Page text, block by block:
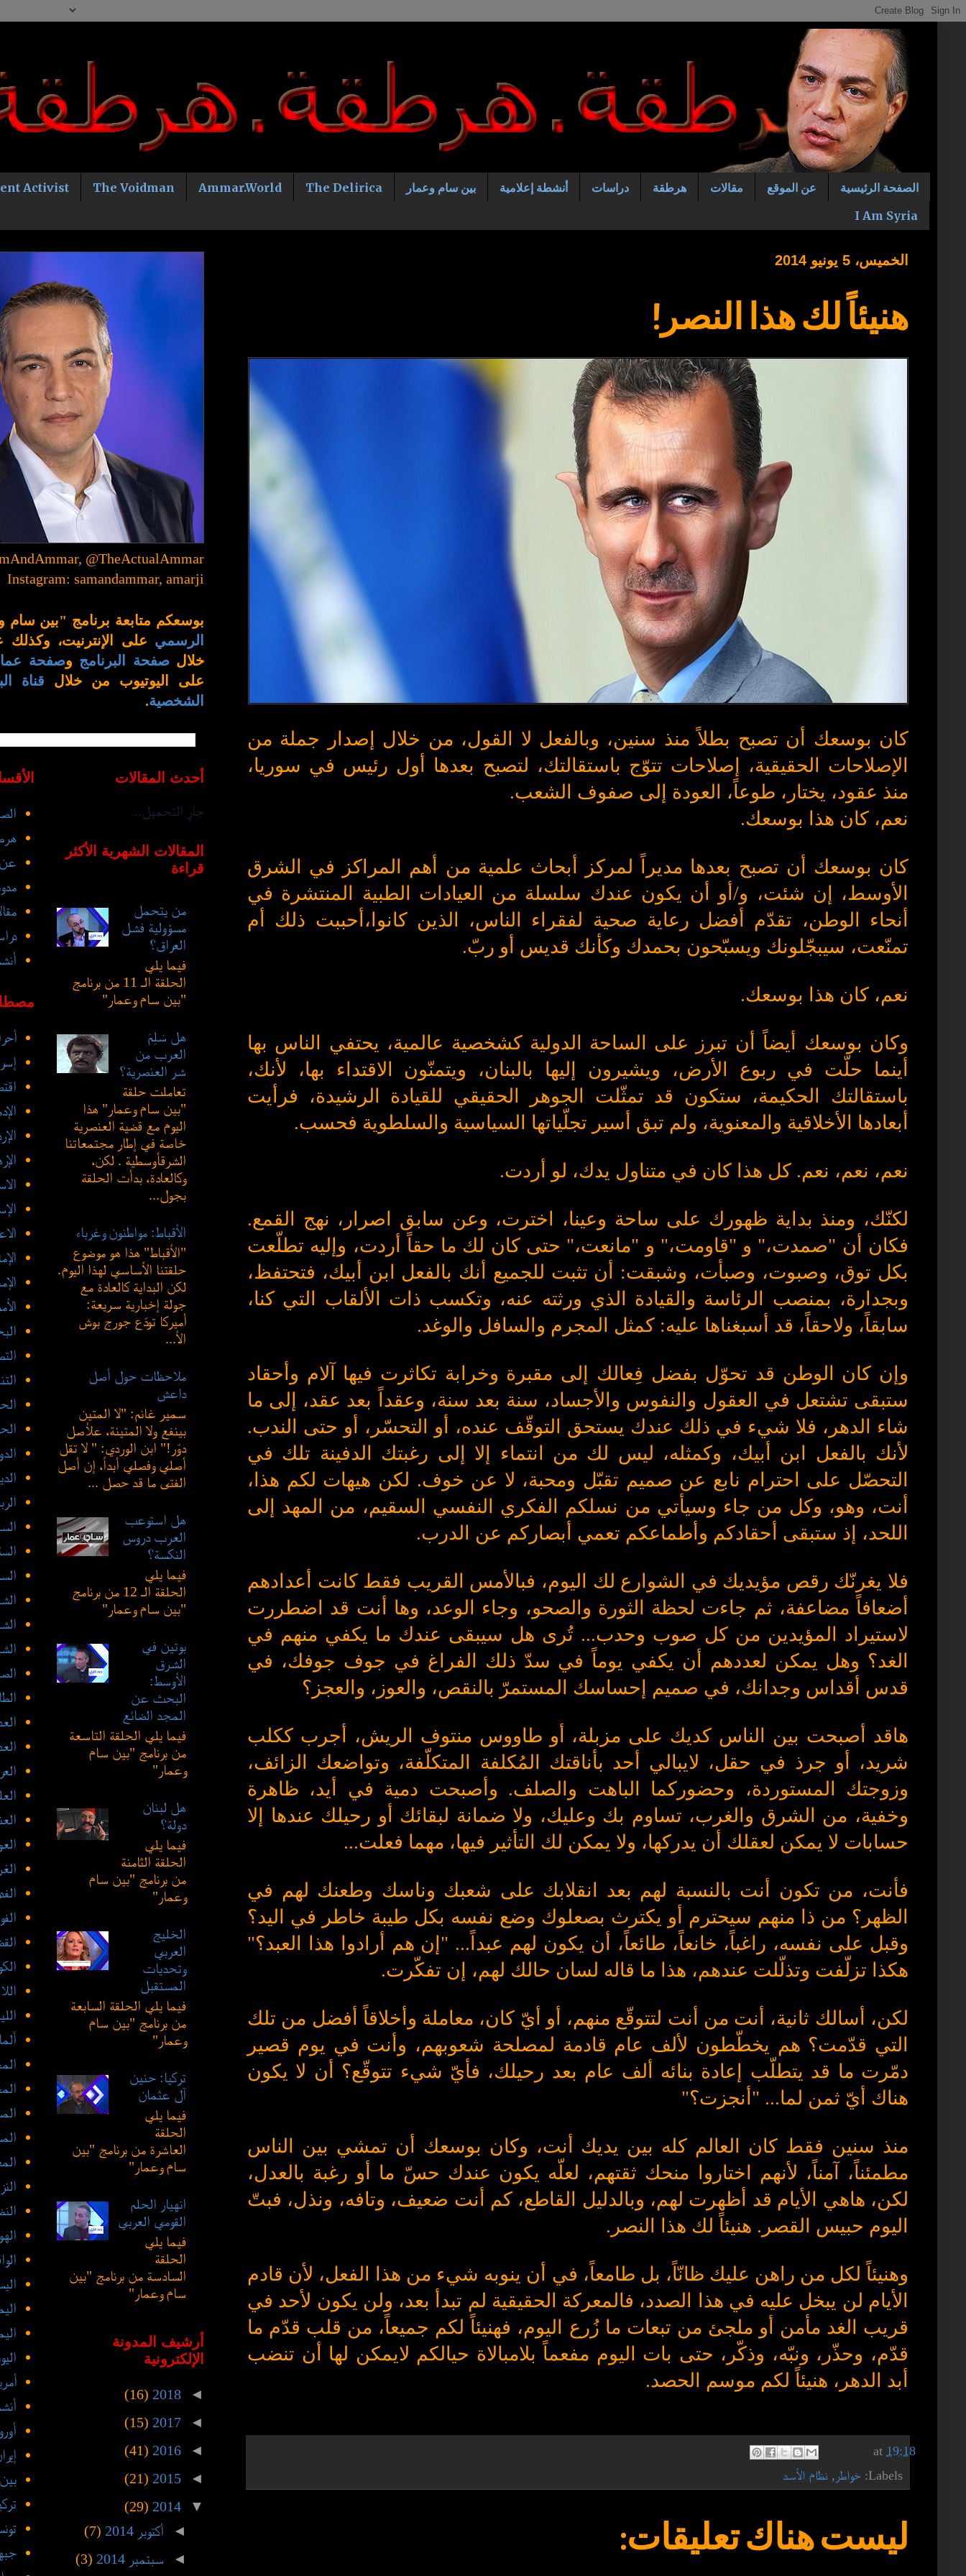
الصفحة الرئيسية عن الموقع مقالات هرطقة دراسات أنشطة إعلامية بين سام وعمار The Delirica
Ammar.World
The Voidman
Activist
I Am Syria
الخميس، 5 يونيو 2014
هنيئاً لك هذا النصر!
كان بوسعك أن تصبح بطلاً منذ سنين، وبالفعل لا القول، من خلال إصدار جملة من
الإصلاحات الحقيقية، إصلاحات تتوّج باستقالتك، لتصبح بعدها أول رئيس في سوريا،
منذ عقود، يختار، طوعاً، العودة إلى صفوف الشعب.
نعم، كان هذا بوسعك.
كان بوسعك أن تصبح بعدها مديراً لمركز أبحاث علمية من أهم المراكز في الشرق
الأوسط، إن شئت، و/أو أن يكون عندك سلسلة من العيادات الطبية المنتشرة في
أنحاء الوطن، تقدّم أفضل رعاية صحية لفقراء الناس، الذين كانوا،أحببت ذلك أم
تمنّعت، سيبجّلونك ويسبّحون بحمدك وكأنك قديس أو ربّ.
نعم، كان هذا بوسعك.
وكان بوسعك أيضاً أن تبرز على الساحة الدولية كشخصية عالمية، يحتفي الناس بها
أينما حلّت في ربوع الأرض، ويشيرون إليها بالبنان، ويتمنّون الاقتداء بها، لأنك،
باستقالتك الحكيمة، ستكون قد تمثّلت الجوهر الحقيقي للقيادة الرشيدة، فرأيت
أبعادها الأخلاقية والمعنوية، ولم تبق أسير تجلّياتها السياسية والسلطوية فحسب.
نعم، نعم، نعم. كل هذا كان في متناول يدك، لو أردت.
لكنّك، ومنذ بداية ظهورك على ساحة وعينا، اخترت، وعن سابق اصرار، نهج القمع.
فكان أن "صمدت،" و "قاومت،" و "مانعت،" حتى كان لك ما حقاً أردت، وإليه تطلّعت
بكل توق، وصبوت، وصبأت، وشبقت: أن تثبت للجميع أنك بالفعل ابن أبيك، فتحتفظ،
وبجدارة، بمنصب الرئاسة والقيادة الذي ورثته عنه، وتكسب ذات الألقاب التي كنا،
سابقاً، ولاحقاً، قد أسبغناها عليه: كمثل المجرم والسافل والوغد.
وإن كان الوطن قد تحوّل بفضل فِعالك إلى مقبرة وخرابة تكاثرت فيها آلام وأحقاد
ستبقى تشتعل في العقول والنفوس والأجساد، سنة بعد سنة، وعقداً بعد عقد، إلى ما
شاء الدهر، فلا شيء في ذلك عندك يستحق التوقّف عنده، أو التحسّر، أو حتى الندب.
لأنك بالفعل ابن أبيك، وكمثله، ليس لك من انتماء إلا إلى رغبتك الدفينة تلك في
التحصّل على احترام نابع عن صميم تقبّل ومحبة، لا عن خوف. لكن هيهات لكم هذا،
أنت، وهو، وكل من جاء وسيأتي من نسلكم الفكري النفسي السقيم، من المهد إلى
اللحد، إذ ستبقى أحقادكم وأطماعكم تعمي أبصاركم عن الدرب.
فلا يغرنّك رقص مؤيديك في الشوارع لك اليوم، فبالأمس القريب فقط كانت أعدادهم
أضعافاً مضاعفة، ثم جاءت لحظة الثورة والصحو، وجاء الوعد، وها أنت قد اضطررت
لاستيراد المؤيدين من كل صوب وحدب... تُرى هل سيبقى عندك ما يكفي منهم في
الغد؟ وهل يمكن لعددهم أن يكفي يوماً في سدّ ذلك الفراغ في جوف جوفك، في
قدس أقداس وجدانك، في صميم إحساسك المستمرّ بالنقص، والعوز، والعجز؟
هاقد أصبحت بين الناس كديك على مزبلة، أو طاووس منتوف الريش، أجرب ككلب
شريد، أو جرذ في حقل، لايبالي أحد بأناقتك المُكلفة المتكلّفة، وتواضعك الزائف،
وزوجتك المستوردة، وحضوركما الباهت والصلف. وأصبحت دمية في أيد، ظاهرة
وخفية، من الشرق والغرب، تساوم بك وعليك، ولا ضمانة لبقائك أو رحيلك عندها إلا
حسابات لا يمكن لعقلك أن يدركها، ولا يمكن لك التأثير فيها، مهما فعلت...
فأنت، من تكون أنت بالنسبة لهم بعد انقلابك على شعبك وناسك وطعنك لهم في
الظهر؟ من ذا منهم سيحترم أو يكترث بصعلوك وضع نفسه بكل طيبة خاطر في اليد؟
وقبل على نفسه، راغباً، خانعاً، طائعاً، أن يكون لهم عبداً... "إن هم أرادوا هذا العبد؟"
هكذا تزلّفت وتذلّلت عندهم، هذا ما قاله لسان حالك لهم، إن تفكّرت.
لكن، أسالك ثانية، أنت من أنت لتتوقّع منهم، أو أيّ كان، معاملة وأخلاقاً أفضل من تلك
التي قدّمت؟ هم يخطّطون لألف عام قادمة لمصلحة شعوبهم، وأنت في يوم قصير
دمّرت ما قد يتطلّب إعادة بنائه ألف عام بعد رحيلك، فأيّ شيء تتوقّع؟ أن لا يكون
هناك أيّ ثمن لما... "أنجزت؟"
منذ سنين فقط كان العالم كله بين يديك أنت، وكان بوسعك أن تمشي بين الناس
مطمئناً، آمناً، لأنهم اختاروا منحك ثقتهم، لعلّه يكون عندك حسّ ما أو رغبة بالعدل،
لكن، هاهي الأيام قد أظهرت لهم، وبالدليل القاطع، كم أنت ضعيف، وتافه، ونذل، فبتّ
اليوم حبيس القصر. هنيئاً لك هذا النصر.
وهنيئاً لكل من راهن عليك ظانّاً، بل طامعاً، في أن ينوبه شيء من هذا الفعل، لأن قادم
الأيام لن يبخل عليه في هذا الصدد، فالمعركة الحقيقية لم تبدأ بعد، ولن يكون لأحد في
قريب الغد مأمن أو ملجئ من تبعات ما زُرع اليوم، فهنيئاً لكم جميعاً، من قلب قدّم ما
قدّم، وحذّر، ونبّه، وذكّر، حتى بات اليوم مفعماً بلامبالاة حيالكم لايمكن لها أن تنضب
أبد الدهر، هنيئاً لكم موسم الحصد.
at 19:18
Labels: خواطر , نظام الأسد
ليست هناك تعليقات:
@TheActualAmmar
Instagram: samandammar, amarji
بوسعكم متابعة برنامج "بين
الرسمي على الإنترنيت،
خلالصفحة البرنامج وصفحة
على اليوتيوب من خلال قناة
الشخصية.
أحدث المقالات
جارٍ التحميل...
المقالات الشهرية الأكثر
قراءة
من يتحمل
مسؤولية فشل
العراق؟
فيما يلي
الحلقة الـ 11 من برنامج
"بين سام وعمار"
هل سَلِمَ
العرب من
شر العنصرية؟
تعاملت حلقة
"بين سام وعمار" هذا
اليوم مع قضية العنصرية
خاصة في إطار مجتمعاتنا
الشرقأوسطية . لكن،
وكالعادة، بدأت الحلقة
بجول...
الأقباط: مواطنون وغرباء
"الأقباط" هذا هو موضوع
حلقتنا الأساسي لهذا اليوم.
لكن البداية كالعادة مع
جولة إخبارية سريعة:
أميركا تودّع جورج بوش
الأ...
ملاحظات حول أصل
داعش
سمير غانم: "لا المتين
بينفع ولا المتينة، علأصل
دوّر!" ابن الوردي: " لا تقل
أصلي وفصلي أبداً، إن أصل
الفتى ما قد حصل ...
هل استوعب
العرب دروس
النكسة؟
فيما يلي
الحلقة الـ 12 من برنامج
"بين سام وعمار"
بوتين في
الشرق
الأوسط:
البحث عن
المجد الضائع
فيما يلي الحلقة التاسعة
من برنامج "بين سام
وعمار"
هل لبنان
دولة؟
فيما يلي
الحلقة الثامنة
من برنامج "بين سام
وعمار"
الخليج
العربي
وتحديات
المستقبل
فيما يلي الحلقة السابعة
من برنامج "بين سام
وعمار"
تركيا: حنين
آل عثمان
فيما يلي
الحلقة
العاشرة من برنامج "بين
سام وعمار"
انهيار الحلم
القومي العربي
فيما يلي
الحلقة
السادسة من برنامج "بين
سام وعمار"
أرشيف المدونة
الإلكترونية
◄
2018
(16)
◄
2017
(15)
◄
2016
(41)
◄
2015
(21)
▼
2014
(29)
◄ أكتوبر 2014
(7)
◄ سبتمبر 2014 (3)
عن